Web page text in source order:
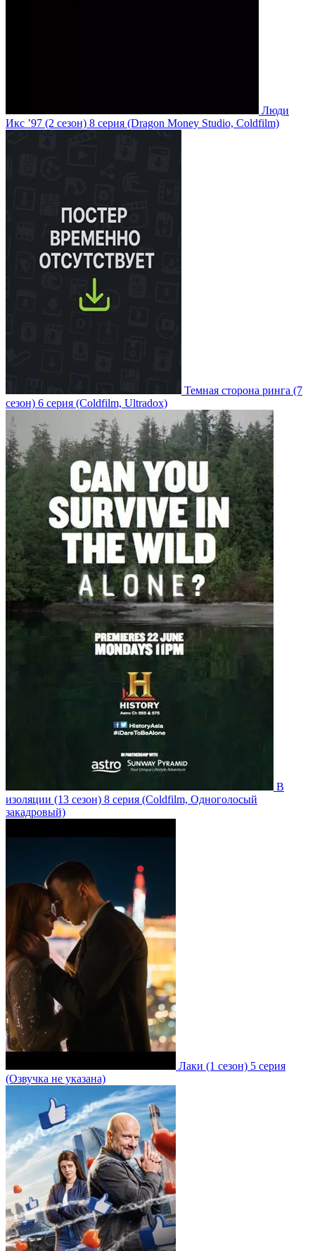
Люди
Икс ’97 (2 сезон) 8 серия (Dragon Money Studio, Coldfilm)
Темная сторона ринга (7
сезон) 6 серия (Coldfilm, Ultradox)
В
изоляции (13 сезон) 8 серия (Coldfilm, Одноголосый
закадровый)
Лаки (1 сезон) 5 серия
(Озвучка не указана)